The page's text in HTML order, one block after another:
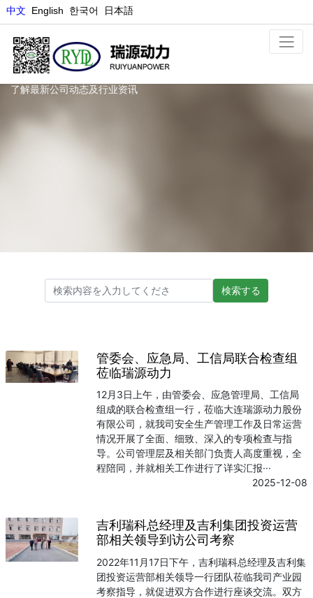
中文 English 한국어 日本語
最新动态
了解最新公司动态及行业资讯
検索する
管委会、应急局、工信局联合检查组
莅临瑞源动力
12月3日上午，由管委会、应急管理局、工信局
组成的联合检查组一行，莅临大连瑞源动力股份
有限公司，就我司安全生产管理工作及日常运营
情况开展了全面、细致、深入的专项检查与指
导。公司管理层及相关部门负责人高度重视，全
程陪同，并就相关工作进行了详实汇报···
2025-12-08
吉利瑞科总经理及吉利集团投资运营
部相关领导到访公司考察
2022年11月17日下午，吉利瑞科总经理及吉利集
团投资运营部相关领导一行团队莅临我司产业园
考察指导，就促进双方合作进行座谈交流。双方